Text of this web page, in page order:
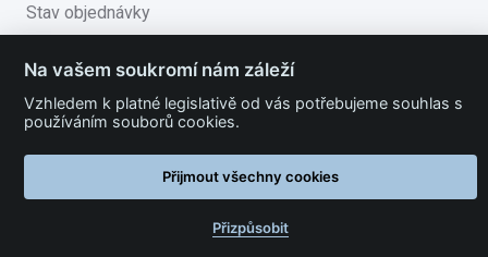
Stav objednávky
Obchodní podmínky
Technické podmínky
Na vašem soukromí nám záleží
Vzhledem k platné legislativě od vás potřebujeme souhlas s
používáním souborů cookies.
Přijmout všechny cookies
Přizpůsobit